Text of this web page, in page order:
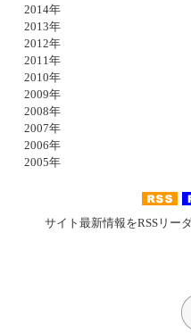
2014年
2013年
2012年
2011年
2010年
2009年
2008年
2007年
2006年
2005年
サイト最新情報をRSSリー